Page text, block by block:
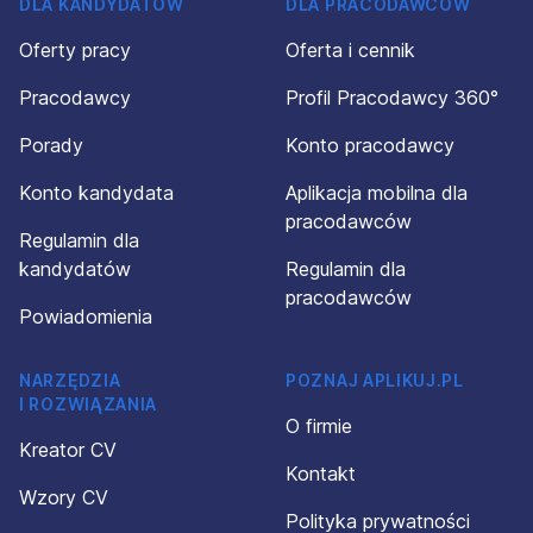
DLA KANDYDATÓW
Oferty pracy
Pracodawcy
Porady
Konto kandydata
Regulamin dla
kandydatów
Powiadomienia
DLA PRACODAWCÓW
Oferta i cennik
Profil Pracodawcy 360°
Konto pracodawcy
Aplikacja mobilna dla
pracodawców
Regulamin dla
pracodawców
NARZĘDZIA
I ROZWIĄZANIA
Kreator CV
Wzory CV
POZNAJ APLIKUJ.PL
O firmie
Kontakt
Polityka prywatności